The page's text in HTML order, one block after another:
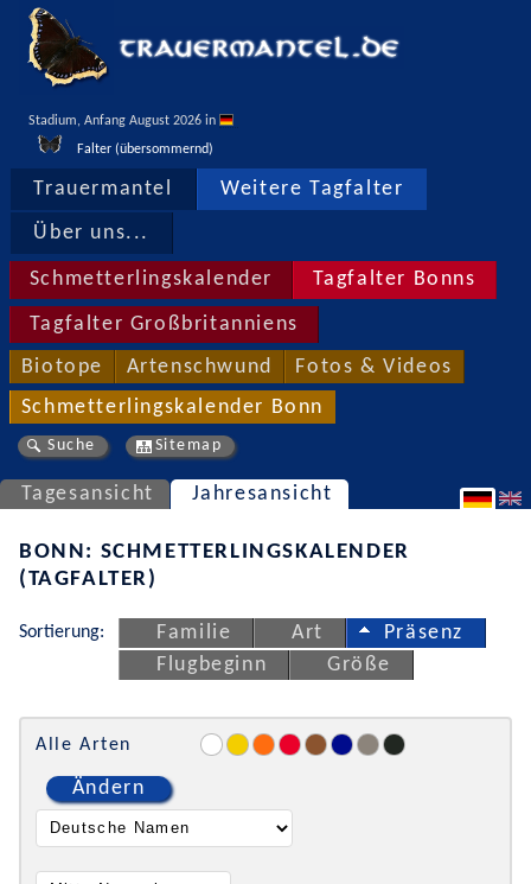
Stadium, Anfang August 2026 in
Falter (übersommernd)
Trauermantel Weitere Tagfalter
Über uns...
Schmetterlingskalender Tagfalter Bonns
Tagfalter Großbritanniens
Biotope Artenschwund Fotos & Videos
Schmetterlingskalender Bonn
Suche Sitemap
Tagesansicht Jahresansicht
BONN: SCHMETTERLINGSKALENDER
(TAGFALTER)
Sortierung: Familie Art
Präsenz
Flugbeginn
Größe
Alle Arten
Ändern